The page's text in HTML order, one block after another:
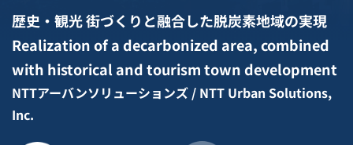
歴史・観光 街づくりと融合した脱炭素地域の実現
Realization of a decarbonized area, combined
with historical and tourism town development
NTTアーバンソリューションズ / NTT Urban Solutions,
Inc.